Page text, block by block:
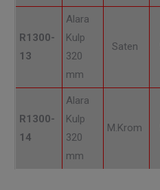
R1300-
13
Alara
Kulp
320
mm
Saten
R1300-
14
Alara
Kulp
320
mm
M.Krom